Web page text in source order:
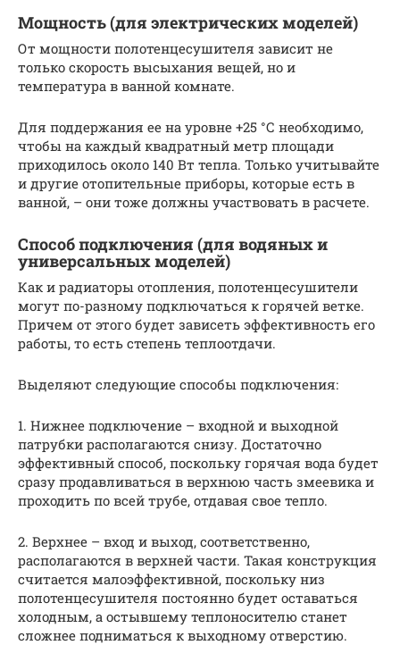
Мощность (для электрических моделей)
От мощности полотенцесушителя зависит не
только скорость высыхания вещей, но и
температура в ванной комнате.
Для поддержания ее на уровне +25 °С необходимо,
чтобы на каждый квадратный метр площади
приходилось около 140 Вт тепла. Только учитывайте
и другие отопительные приборы, которые есть в
ванной, – они тоже должны участвовать в расчете.
Способ подключения (для водяных и
универсальных моделей)
Как и радиаторы отопления, полотенцесушители
могут по-разному подключаться к горячей ветке.
Причем от этого будет зависеть эффективность его
работы, то есть степень теплоотдачи.
Выделяют следующие способы подключения:
1. Нижнее подключение – входной и выходной
патрубки располагаются снизу. Достаточно
эффективный способ, поскольку горячая вода будет
сразу продавливаться в верхнюю часть змеевика и
проходить по всей трубе, отдавая свое тепло.
2. Верхнее – вход и выход, соответственно,
располагаются в верхней части. Такая конструкция
считается малоэффективной, поскольку низ
полотенцесушителя постоянно будет оставаться
холодным, а остывшему теплоносителю станет
сложнее подниматься к выходному отверстию.